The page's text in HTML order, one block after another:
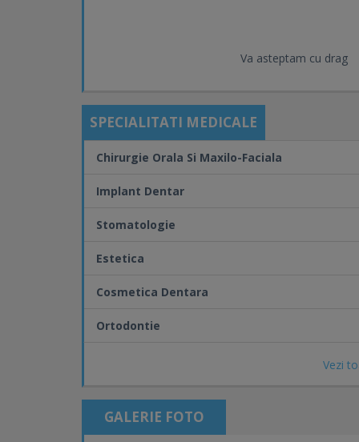
Va asteptam cu drag
SPECIALITATI MEDICALE
Vezi
Chirurgie Orala Si Maxilo-Faciala
Implant Dentar
Stomatologie
Estetica
Cosmetica Dentara
Ortodontie
GALERIE FOTO